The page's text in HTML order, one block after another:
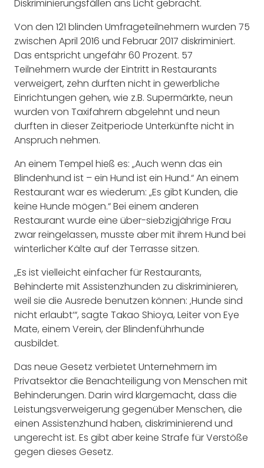
Diskriminierungsfällen ans Licht gebracht.
Von den 121 blinden Umfrageteilnehmern wurden 75
zwischen April 2016 und Februar 2017 diskriminiert.
Das entspricht ungefähr 60 Prozent. 57
Teilnehmern wurde der Eintritt in Restaurants
verweigert, zehn durften nicht in gewerbliche
Einrichtungen gehen, wie z.B. Supermärkte, neun
wurden von Taxifahrern abgelehnt und neun
durften in dieser Zeitperiode Unterkünfte nicht in
Anspruch nehmen.
An einem Tempel hieß es: „Auch wenn das ein
Blindenhund ist – ein Hund ist ein Hund.“ An einem
Restaurant war es wiederum: „Es gibt Kunden, die
keine Hunde mögen.“ Bei einem anderen
Restaurant wurde eine über-siebzigjährige Frau
zwar reingelassen, musste aber mit ihrem Hund bei
winterlicher Kälte auf der Terrasse sitzen.
„Es ist vielleicht einfacher für Restaurants,
Behinderte mit Assistenzhunden zu diskriminieren,
weil sie die Ausrede benutzen können: ‚Hunde sind
nicht erlaubt‘“, sagte Takao Shioya, Leiter von Eye
Mate, einem Verein, der Blindenführhunde
ausbildet.
Das neue Gesetz verbietet Unternehmern im
Privatsektor die Benachteiligung von Menschen mit
Behinderungen. Darin wird klargemacht, dass die
Leistungsverweigerung gegenüber Menschen, die
einen Assistenzhund haben, diskriminierend und
ungerecht ist. Es gibt aber keine Strafe für Verstöße
gegen dieses Gesetz.